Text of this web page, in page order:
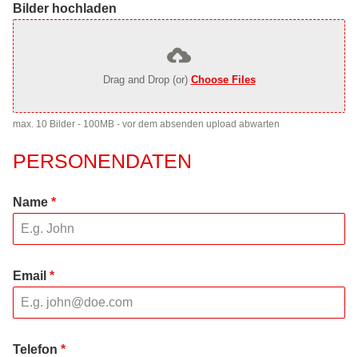
Bilder hochladen
Drag and Drop (or) Choose Files
max. 10 Bilder - 100MB - vor dem absenden upload abwarten
PERSONENDATEN
Name *
Email *
Telefon *